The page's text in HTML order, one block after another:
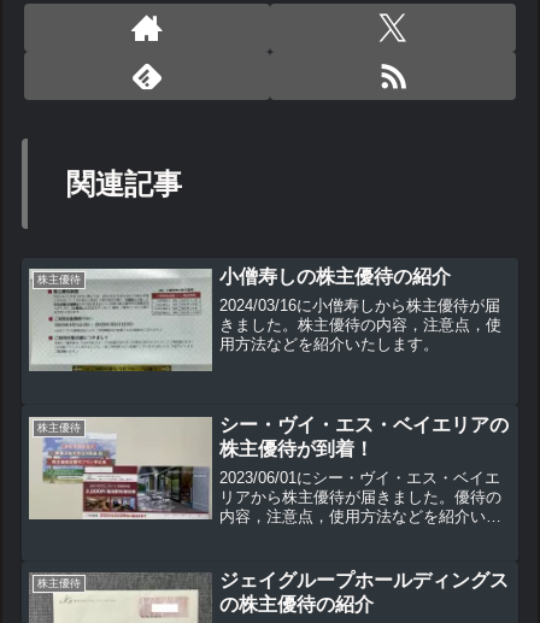
関連記事
株主優待 小僧寿しの株主優待の紹介
2024/03/16に小僧寿しから株主優待が届
きました。株主優待の内容，注意点，使
用方法などを紹介いたします。
株主優待
シー・ヴイ・エス・ベイエリアの
株主優待が到着！
2023/06/01にシー・ヴイ・エス・ベイエ
リアから株主優待が届きました。優待の
内容，注意点，使用方法などを紹介いた
株主優待
ジェイグループホールディングス
の株主優待の紹介